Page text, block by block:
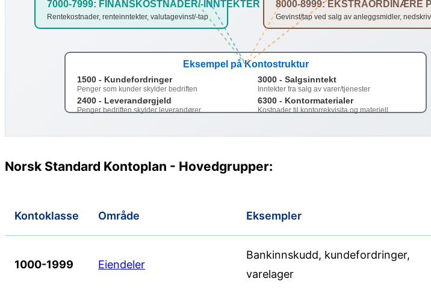
Norsk Standard Kontoplan - Hovedgrupper:
Kontoklasse Område Eksempler
1000-1999 Eiendeler
Bankinnskudd, kundefordringer,
varelager